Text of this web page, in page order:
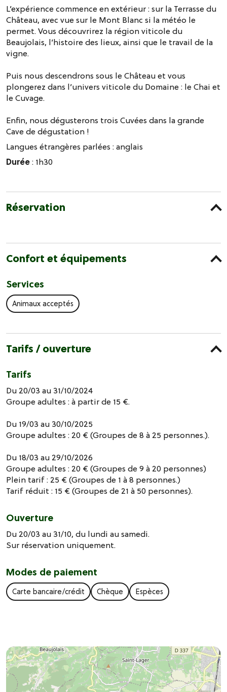
L’expérience commence en extérieur : sur la Terrasse du
Château, avec vue sur le Mont Blanc si la météo le
permet. Vous découvrirez la région viticole du
Beaujolais, l’histoire des lieux, ainsi que le travail de la
vigne.
Puis nous descendrons sous le Château et vous
plongerez dans l’univers viticole du Domaine : le Chai et
le Cuvage.
Enfin, nous dégusterons trois Cuvées dans la grande
Cave de dégustation !
Langues étrangères parlées :anglais
Durée: 1h30
Réservation
Confort et équipements
Services
Animaux acceptés
Tarifs / ouverture
Tarifs
Du 20/03 au 31/10/2024
Groupe adultes : à partir de 15 €.
Du 19/03 au 30/10/2025
Groupe adultes : 20 € (Groupes de 8 à 25 personnes.).
Du 18/03 au 29/10/2026
Groupe adultes : 20 € (Groupes de 9 à 20 personnes)
Plein tarif : 25 € (Groupes de 1 à 8 personnes.)
Tarif réduit : 15 € (Groupes de 21 à 50 personnes).
Ouverture
Du 20/03 au 31/10, du lundi au samedi.
Sur réservation uniquement.
Modes de paiement
Carte bancaire/crédit Chèque Espèces